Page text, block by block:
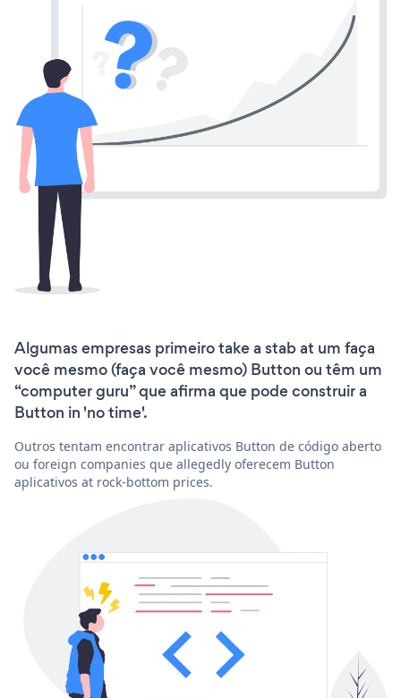
Algumas empresas primeiro take a stab at um faça
você mesmo (faça você mesmo) Button ou têm um
“computer guru” que afirma que pode construir a
Button in 'no time'.
Outros tentam encontrar aplicativos Button de código aberto
ou foreign companies que allegedly oferecem Button
aplicativos at rock-bottom prices.